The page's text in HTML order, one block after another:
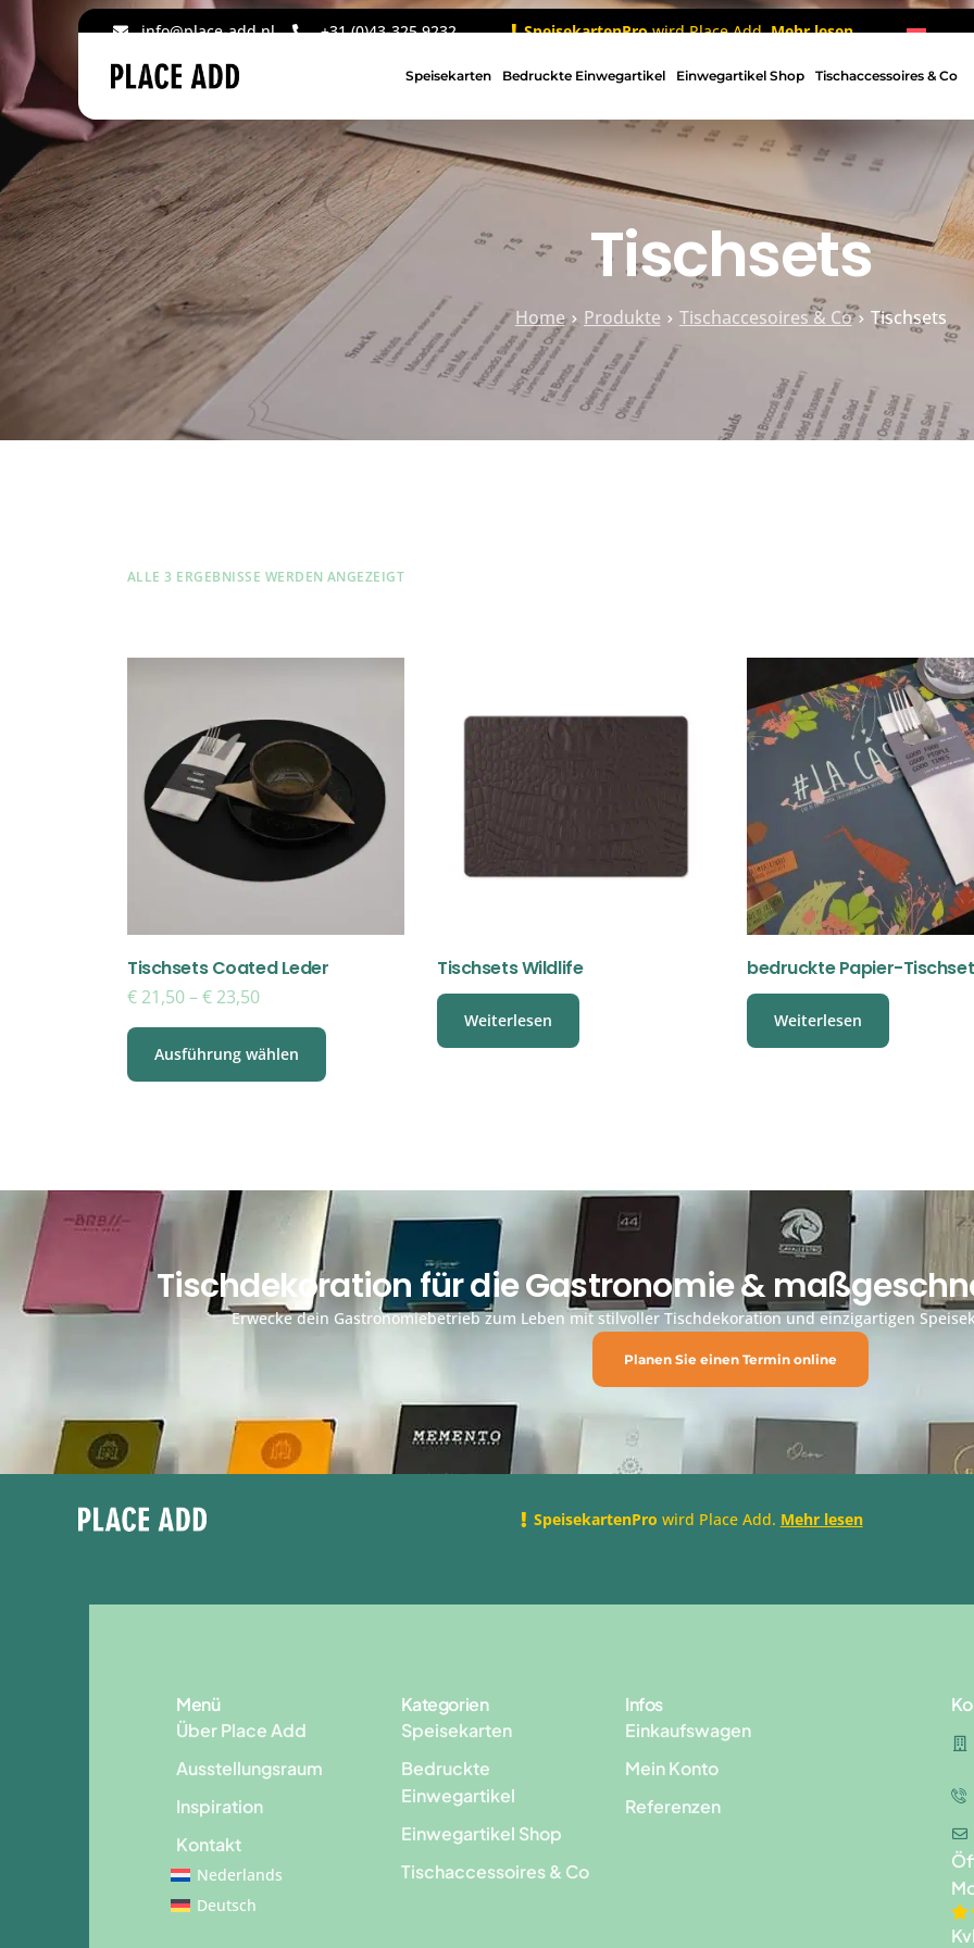
info@place-add.nl +31 (0)43-325 9232 SpeisekartenProwird Place Add.Mehr lesen
Speisekarten Bedruckte Einwegartikel Einwegartikel Shop Tischaccessoires & Co
Tischsets
Home Produkte Tischaccesoires & Co Tischsets
ALLE 3 ERGEBNISSE WERDEN ANGEZEIGT
Tischsets Coated Leder
€ 21,50–€ 23,50
Ausführung wählen
Tischsets Wildlife
Weiterlesen
bedruckte Papier-
Weiterlesen
Tischdekoration für die Gastronomie &
Erwecke dein Gastronomiebetrieb zum Leben mit stilvoller Tischdekoration und einzigartigen
Planen Sie einen Termin online
SpeisekartenPro wird Place Add. Mehr lesen
Menü
Über Place Add
Ausstellungsraum
Inspiration
Kontakt
Nederlands
Deutsch
Kategorien
Speisekarten
Bedruckte
Einwegartikel
Einwegartikel Shop
Tischaccessoires & Co
Infos
Einkaufswagen
Mein Konto
Referenzen